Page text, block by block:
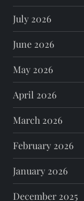
July 2026
June 2026
May 2026
April 2026
March 2026
February 2026
January 2026
December 2025